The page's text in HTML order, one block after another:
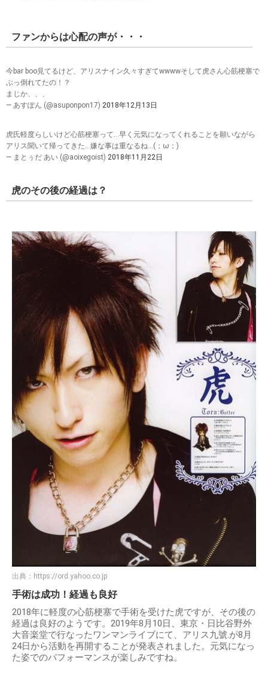
ファンからは心配の声が・・・
今bar boo見てるけど、アリスナイン久々すぎてwwwwそして虎さん心筋梗塞で
ぶっ倒れてたの！？
まじか、、、
— あすぽん (@asuponpon17) 2018年12月13日
虎氏軽度らしいけど心筋梗塞って…早く元気になってくれることを願いながら
アリス聞いて帰ってきた…嫌な事は重なるね…(；ω；)
— まとぅだ あい (@aoixegoist) 2018年11月22日
虎のその後の経過は？
出典： https://ord.yahoo.co.jp
手術は成功！経過も良好
2018年に軽度の心筋梗塞で手術を受けた虎ですが、その後の
経過は良好のようです。2019年8月10日、東京・日比谷野外
大音楽堂で行なったワンマンライブにて、アリス九號.が8月
24日から活動を再開することが発表されました。元気になっ
た姿でのパフォーマンスが楽しみですね。